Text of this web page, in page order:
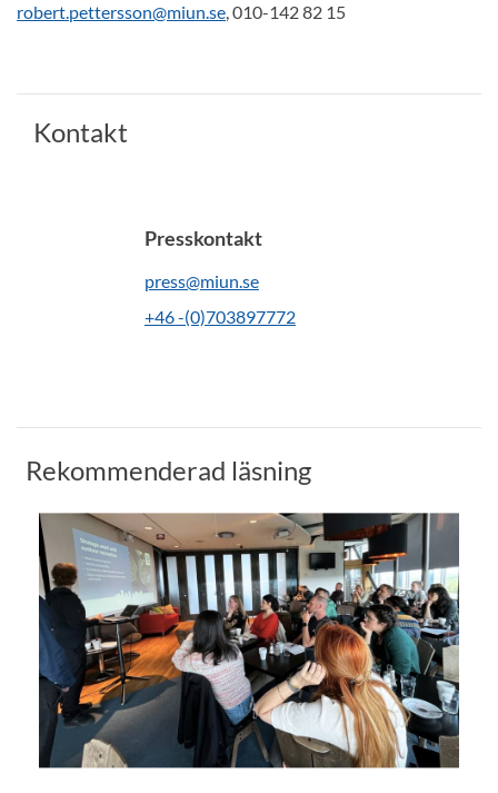
robert.pettersson@miun.se, 010-142 82 15
Kontakt
Presskontakt
press@miun.se
+46 -(0)703897772
Rekommenderad läsning